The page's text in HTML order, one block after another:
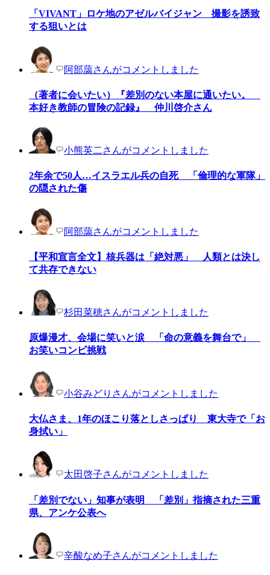
「VIVANT」ロケ地のアゼルバイジャン 撮影を誘致
する狙いとは
阿部藹さんがコメントしました
（著者に会いたい）『差別のない本屋に通いたい。
本好き教師の冒険の記録』 仲川啓介さん
小熊英二さんがコメントしました
2年余で50人…イスラエル兵の自死 「倫理的な軍隊」
の隠された傷
阿部藹さんがコメントしました
【平和宣言全文】核兵器は「絶対悪」 人類とは決し
て共存できない
杉田菜穂さんがコメントしました
原爆漫才、会場に笑いと涙 「命の意義を舞台で」
お笑いコンビ挑戦
小谷みどりさんがコメントしました
大仏さま、1年のほこり落としさっぱり 東大寺で「お
身拭い」
太田啓子さんがコメントしました
「差別でない」知事が表明 「差別」指摘された三重
県、アンケ公表へ
辛酸なめ子さんがコメントしました